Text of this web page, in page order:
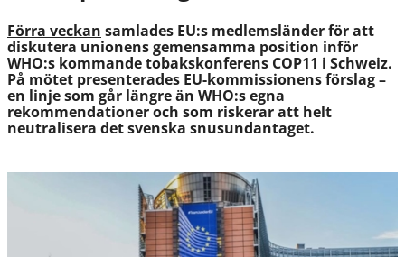
Förra veckan samlades EU:s medlemsländer för att
diskutera unionens gemensamma position inför
WHO:s kommande tobakskonferens COP11 i Schweiz.
På mötet presenterades EU-kommissionens förslag –
en linje som går längre än WHO:s egna
rekommendationer och som riskerar att helt
neutralisera det svenska snusundantaget.